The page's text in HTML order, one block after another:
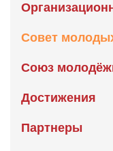
Совет
Союз
Достижения
Партнеры